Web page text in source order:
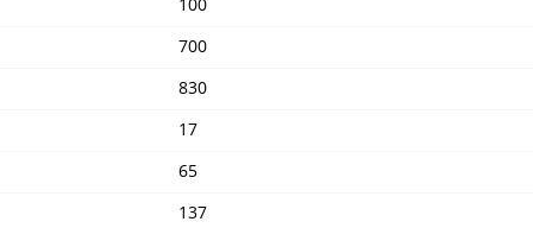
100
700
830
17
65
137